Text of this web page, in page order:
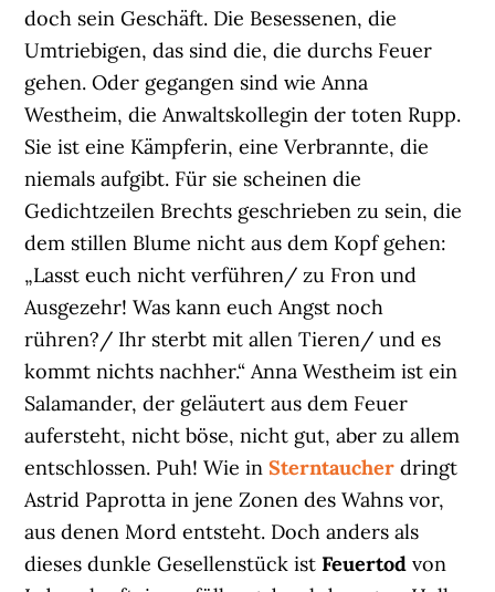
doch sein Geschäft. Die Besessenen, die
Umtriebigen, das sind die, die durchs Feuer
gehen. Oder gegangen sind wie Anna
Westheim, die Anwaltskollegin der toten Rupp.
Sie ist eine Kämpferin, eine Verbrannte, die
niemals aufgibt. Für sie scheinen die
Gedichtzeilen Brechts geschrieben zu sein, die
dem stillen Blume nicht aus dem Kopf gehen:
„Lasst euch nicht verführen/ zu Fron und
Ausgezehr! Was kann euch Angst noch
rühren?/ Ihr sterbt mit allen Tieren/ und es
kommt nichts nachher.“ Anna Westheim ist ein
Salamander, der geläutert aus dem Feuer
aufersteht, nicht böse, nicht gut, aber zu allem
entschlossen. Puh! Wie inSterntaucher dringt
Astrid Paprotta in jene Zonen des Wahns vor,
aus denen Mord entsteht. Doch anders als
dieses dunkle Gesellenstück istFeuertod von